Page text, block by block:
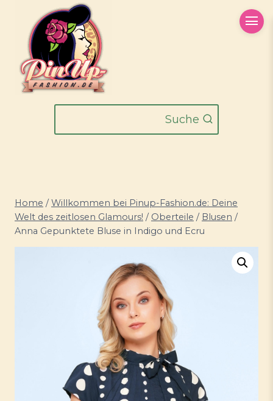
springen
Suche
Home / Willkommen bei Pinup-Fashion.de: Deine
Welt des zeitlosen Glamours! / Oberteile / Blusen /
Anna Gepunktete Bluse in Indigo und Ecru